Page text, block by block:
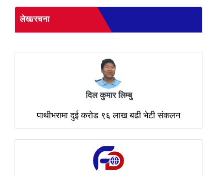
लेख/रचना
दिल कुमार लिम्बु
पाथीभरामा दुई करोड ९६ लाख बढी भेटी संकलन